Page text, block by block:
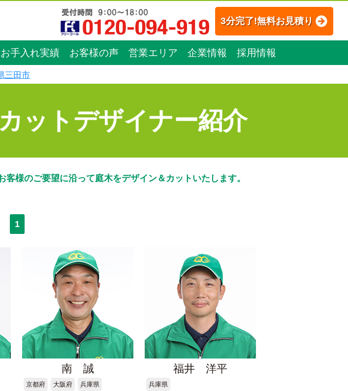
3分完了!無料お見積り
お手入れ実績 お客様の声 営業エリア 企業情報 採用情報
三田市
ットデザイナー紹介
様のご要望に沿って庭木をデザイン＆カットいたします。
1
南 誠
京都府 大阪府 兵庫県
福井 洋平
兵庫県